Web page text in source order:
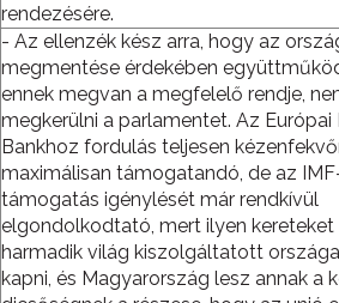
rendezésére.
- Az ellenzék kész arra, hogy az
megmentése érdekében
ennek megvan a megfelelő rendje,
megkerülni a parlamentet. Az
Bankhoz fordulás teljesen
maximálisan támogatandó, de az
támogatás igénylését már rendkívül
elgondolkodtató, mert ilyen kereteket
harmadik világ kiszolgáltatott
kapni, és Magyarország lesz annak a